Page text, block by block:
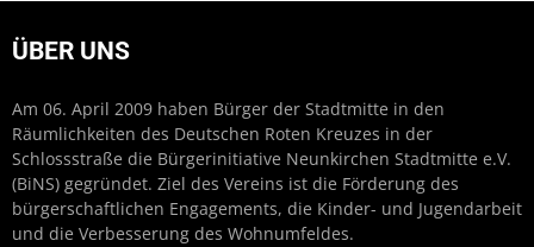
ÜBER UNS
Am 06. April 2009 haben Bürger der Stadtmitte in den
Räumlichkeiten des Deutschen Roten Kreuzes in der
Schlossstraße die Bürgerinitiative Neunkirchen Stadtmitte e.V.
(BiNS) gegründet. Ziel des Vereins ist die Förderung des
bürgerschaftlichen Engagements, die Kinder- und Jugendarbeit
und die Verbesserung des Wohnumfeldes.